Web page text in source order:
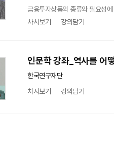
금융투자상품의 종류와 필요성
차시보기
강의담기
인문학 강좌_역사를 어
한국연구재단
차시보기
강의담기